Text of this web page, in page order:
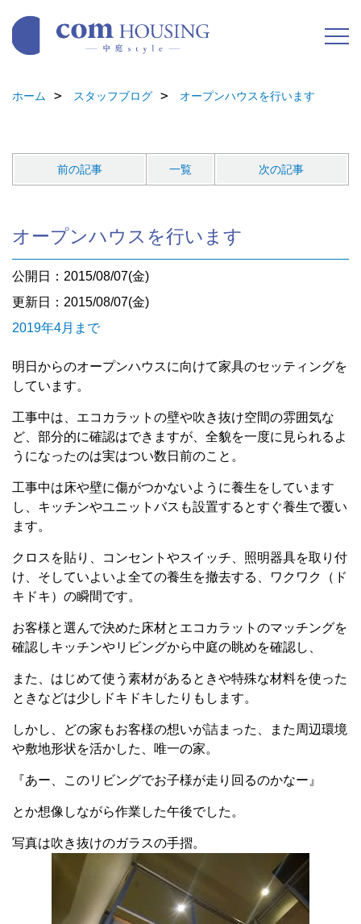
ホーム スタッフブログ オープンハウスを行います
前の記事 一覧 次の記事
オープンハウスを行います
公開日：2015/08/07(金)
更新日：2015/08/07(金)
2019年4月まで
明日からのオープンハウスに向けて家具のセッティングを
しています。
工事中は、エコカラットの壁や吹き抜け空間の雰囲気な
ど、部分的に確認はできますが、全貌を一度に見られるよ
うになったのは実はつい数日前のこと。
工事中は床や壁に傷がつかないように養生をしています
し、キッチンやユニットバスも設置するとすぐ養生で覆い
ます。
クロスを貼り、コンセントやスイッチ、照明器具を取り付
け、そしていよいよ全ての養生を撤去する、ワクワク（ド
キドキ）の瞬間です。
お客様と選んで決めた床材とエコカラットのマッチングを
確認しキッチンやリビングから中庭の眺めを確認し、
また、はじめて使う素材があるときや特殊な材料を使った
ときなどは少しドキドキしたりもします。
しかし、どの家もお客様の想いが詰まった、また周辺環境
や敷地形状を活かした、唯一の家。
『あー、このリビングでお子様が走り回るのかなー』
とか想像しながら作業した午後でした。
写真は吹き抜けのガラスの手摺。